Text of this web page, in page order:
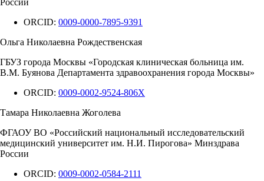
России
ORCID: 0009-0000-7895-9391
Ольга Николаевна Рождественская
ГБУЗ города Москвы «Городская клиническая больница им.
В.М. Буянова Департамента здравоохранения города Москвы»
ORCID: 0009-0002-9524-806X
Тамара Николаевна Жоголева
ФГАОУ ВО «Российский национальный исследовательский
медицинский университет им. Н.И. Пирогова» Минздрава
России
ORCID: 0009-0002-0584-2111